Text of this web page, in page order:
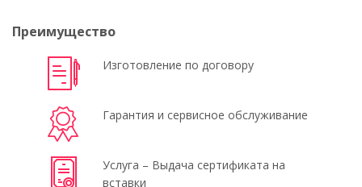
Преимущество
Изготовление по договору
Гарантия и сервисное обслуживание
Услуга – Выдача сертификата на
вставки